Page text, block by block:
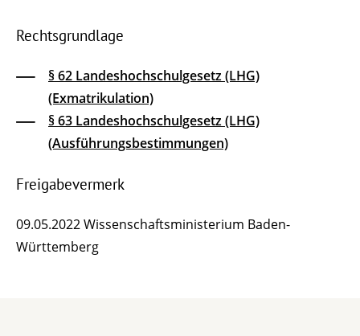
Rechtsgrundlage
§ 62 Landeshochschulgesetz (LHG)
(Exmatrikulation)
§ 63 Landeshochschulgesetz (LHG)
(Ausführungsbestimmungen)
Freigabevermerk
09.05.2022 Wissenschaftsministerium Baden-
Württemberg